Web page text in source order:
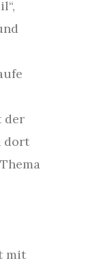
der
dort
mit